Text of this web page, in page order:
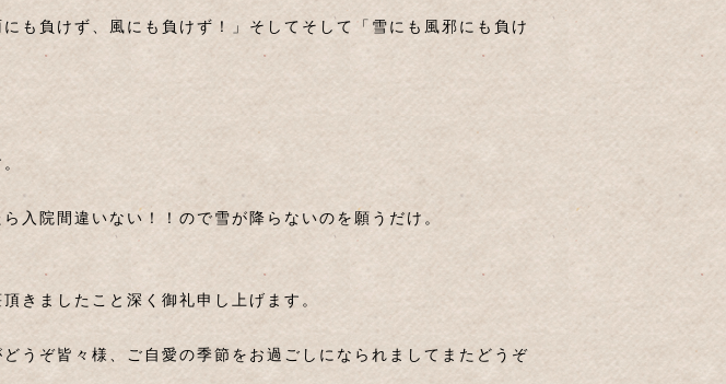
も負けず、風にも負けず！」そしてそして「雪にも風邪にも負け
入院間違いない！！ので雪が降らないのを願うだけ。
きましたこと深く御礼申し上げます。
うぞ皆々様、ご自愛の季節をお過ごしになられましてまたどうぞ